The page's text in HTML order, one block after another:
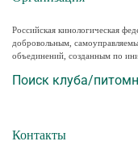
Российская кинологическая
добровольным,
объединений, созданным по
Поиск клуба/
Контакты